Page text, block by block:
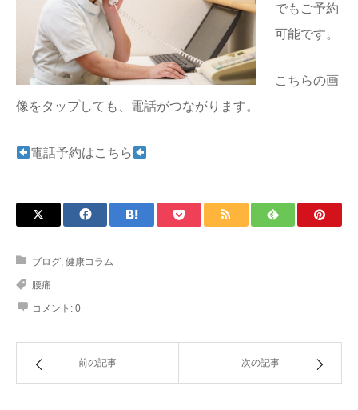
でもご予約
可能です。
こちらの画
像をタップしても、電話がつながります。
電話予約はこちら
ブログ, 健康コラム
腰痛
コメント: 0
前の記事 次の記事